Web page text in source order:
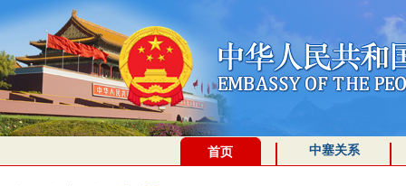
首页 中塞关系